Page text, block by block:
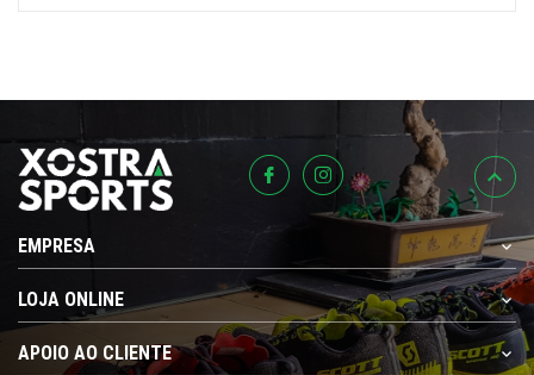
EMPRESA
LOJA ONLINE
APOIO AO CLIENTE